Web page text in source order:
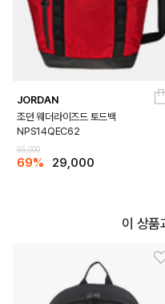
JORDAN
조던 웨더라이즈드 토드백
NPS14QEC62
95,000
69% 29,000
이 상품